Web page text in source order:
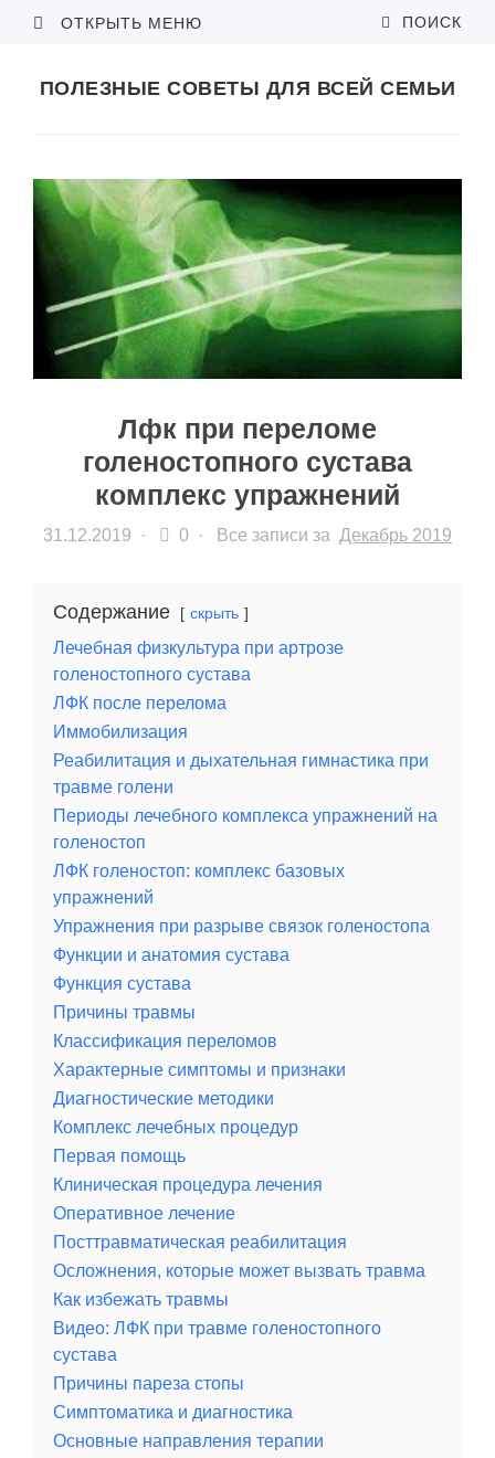
ОТКРЫТЬ МЕНЮ ПОИСК
ПОЛЕЗНЫЕ СОВЕТЫ ДЛЯ ВСЕЙ СЕМЬИ
Лфк при переломе
голеностопного сустава
комплекс упражнений
31.12.2019 · 0 · Все записи за Декабрь 2019
Содержание скрыть
Лечебная физкультура при артрозе
голеностопного сустава
ЛФК после перелома
Иммобилизация
Реабилитация и дыхательная гимнастика при
травме голени
Периоды лечебного комплекса упражнений на
голеностоп
ЛФК голеностоп: комплекс базовых
упражнений
Упражнения при разрыве связок голеностопа
Функции и анатомия сустава
Функция сустава
Причины травмы
Классификация переломов
Характерные симптомы и признаки
Диагностические методики
Комплекс лечебных процедур
Первая помощь
Клиническая процедура лечения
Оперативное лечение
Посттравматическая реабилитация
Осложнения, которые может вызвать травма
Как избежать травмы
Видео: ЛФК при травме голеностопного
сустава
Причины пареза стопы
Симптоматика и диагностика
Основные направления терапии